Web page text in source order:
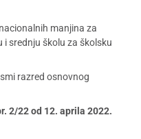
manjina za
srednju školu za školsku
razred osnovnog
2/22 od 12. aprila 2022.